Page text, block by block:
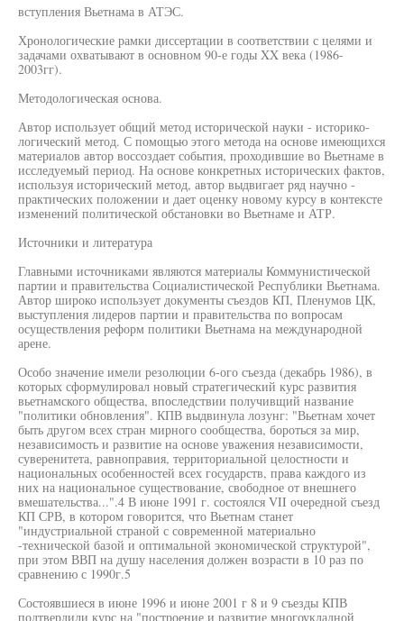
вступления Вьетнама в АТЭС.
Хронологические рамки диссертации в соответствии с целями и
задачами охватывают в основном 90-е годы XX века (1986-
2003гг).
Методологическая основа.
Автор использует общий метод исторической науки - историко-
логический метод. С помощью этого метода на основе имеющихся
материалов автор воссоздает события, проходившие во Вьетнаме в
исследуемый период. На основе конкретных исторических фактов,
используя исторический метод, автор выдвигает ряд научно -
практических положении и дает оценку новому курсу в контексте
изменений политической обстановки во Вьетнаме и АТР.
Источники и литература
Главными источниками являются материалы Коммунистической
партии и правительства Социалистической Республики Вьетнама.
Автор широко использует документы съездов КП, Пленумов ЦК,
выступления лидеров партии и правительства по вопросам
осуществления реформ политики Вьетнама на международной
арене.
Особо значение имели резолюции 6-ого съезда (декабрь 1986), в
которых сформулировал новый стратегический курс развития
вьетнамского общества, впоследствии получивщий название
"политики обновления". КПВ выдвинула лозунг: "Вьетнам хочет
быть другом всех стран мирного сообщества, бороться за мир,
независимость и развитие на основе уважения независимости,
суверенитета, равноправия, территориальной целостности и
национальных особенностей всех государств, права каждого из
них на национальное существование, свободное от внешнего
вмешательства...".4 В июне 1991 г. состоялся VII очередной съезд
КП СРВ, в котором говорится, что Вьетнам станет
"индустриальной страной с современной материально
-технической базой и оптимальной экономической структурой",
при этом ВВП на душу населения должен возрасти в 10 раз по
сравнению с 1990г.5
Состоявшиеся в июне 1996 и июне 2001 г 8 и 9 съезды КПВ
подтвердили курс на "построение и развитие многоукладной